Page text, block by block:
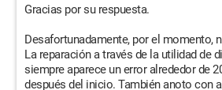
Gracias por su respuesta.
Desafortunadamente, por el momento,
La reparación a través de la utilidad de
siempre aparece un error alrededor de
después del inicio. También anoto con